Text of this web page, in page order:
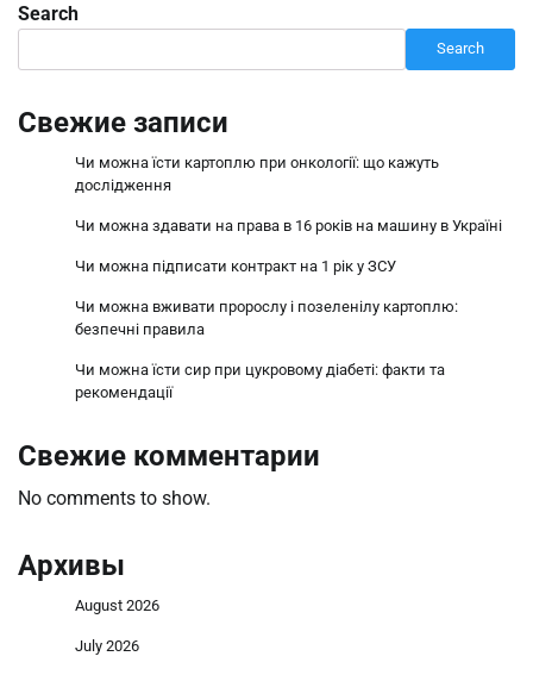
Search
Search
Свежие записи
Чи можна їсти картоплю при онкології: що кажуть
дослідження
Чи можна здавати на права в 16 років на машину в Україні
Чи можна підписати контракт на 1 рік у ЗСУ
Чи можна вживати пророслу і позеленілу картоплю:
безпечні правила
Чи можна їсти сир при цукровому діабеті: факти та
рекомендації
Свежие комментарии
No comments to show.
Архивы
August 2026
July 2026